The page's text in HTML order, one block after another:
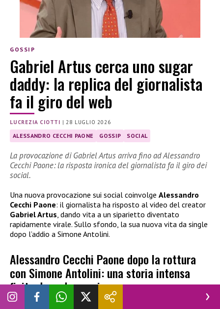
GOSSIP
Gabriel Artus cerca uno sugar
daddy: la replica del giornalista
fa il giro del web
LUCREZIA CIOTTI |28 LUGLIO 2026
ALESSANDRO CECCHI PAONE GOSSIP SOCIAL
La provocazione di Gabriel Artus arriva fino ad Alessandro
Cecchi Paone: la risposta ironica del giornalista fa il giro dei
social.
Una nuova provocazione sui social coinvolge Alessandro
Cecchi Paone: il giornalista ha risposto al video del creator
Gabriel Artus, dando vita a un siparietto diventato
rapidamente virale. Sullo sfondo, la sua nuova vita da single
dopo l’addio a Simone Antolini.
Alessandro Cecchi Paone dopo la rottura
con Simone Antolini: una storia intensa
finita dopo due anni